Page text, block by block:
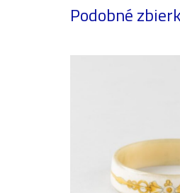
Podobné